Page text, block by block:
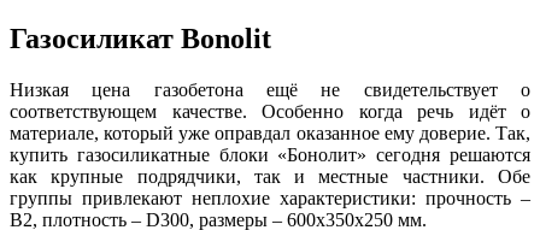
Газосиликат Bonolit
Низкая цена газобетона ещё не свидетельствует о
соответствующем качестве. Особенно когда речь идёт о
материале, который уже оправдал оказанное ему доверие. Так,
купить газосиликатные блоки «Бонолит» сегодня решаются
как крупные подрядчики, так и местные частники. Обе
группы привлекают неплохие характеристики: прочность –
В2, плотность – D300, размеры – 600x350x250 мм.